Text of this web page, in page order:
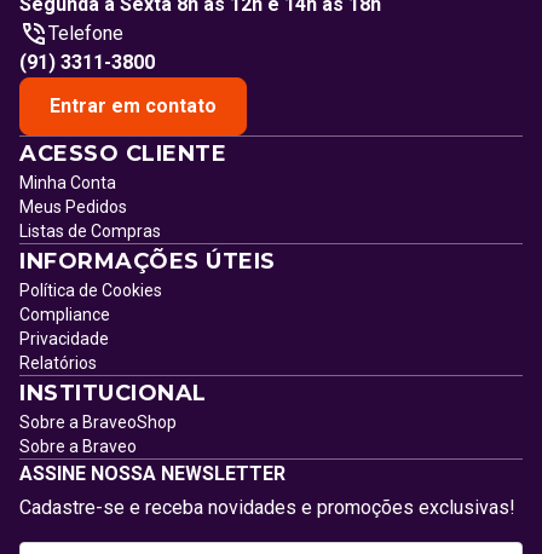
Telefone
(91) 3311-3800
Entrar em contato
ACESSO CLIENTE
Minha Conta
Meus Pedidos
Listas de Compras
INFORMAÇÕES ÚTEIS
Política de Cookies
Compliance
Privacidade
Relatórios
INSTITUCIONAL
Sobre a BraveoShop
Sobre a Braveo
ASSINE NOSSA NEWSLETTER
Cadastre-se e receba novidades e promoções exclusivas!